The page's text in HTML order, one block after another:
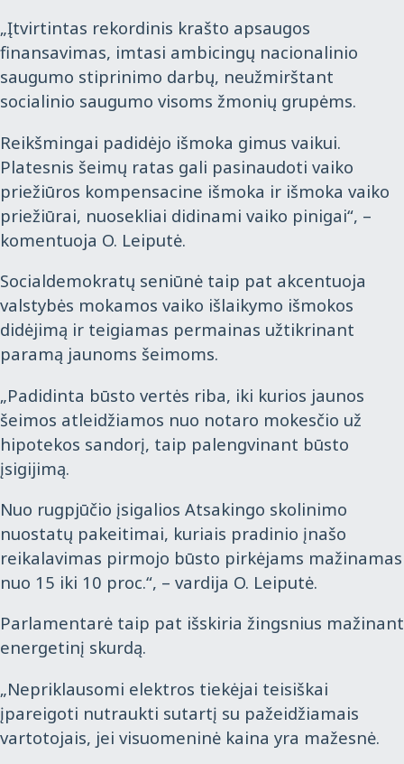
„Įtvirtintas rekordinis krašto apsaugos
finansavimas, imtasi ambicingų nacionalinio
saugumo stiprinimo darbų, neužmirštant
socialinio saugumo visoms žmonių grupėms.
Reikšmingai padidėjo išmoka gimus vaikui.
Platesnis šeimų ratas gali pasinaudoti vaiko
priežiūros kompensacine išmoka ir išmoka vaiko
priežiūrai, nuosekliai didinami vaiko pinigai“, –
komentuoja O. Leiputė.
Socialdemokratų seniūnė taip pat akcentuoja
valstybės mokamos vaiko išlaikymo išmokos
didėjimą ir teigiamas permainas užtikrinant
paramą jaunoms šeimoms.
„Padidinta būsto vertės riba, iki kurios jaunos
šeimos atleidžiamos nuo notaro mokesčio už
hipotekos sandorį, taip palengvinant būsto
įsigijimą.
Nuo rugpjūčio įsigalios Atsakingo skolinimo
nuostatų pakeitimai, kuriais pradinio įnašo
reikalavimas pirmojo būsto pirkėjams mažinamas
nuo 15 iki 10 proc.“, – vardija O. Leiputė.
Parlamentarė taip pat išskiria žingsnius mažinant
energetinį skurdą.
„Nepriklausomi elektros tiekėjai teisiškai
įpareigoti nutraukti sutartį su pažeidžiamais
vartotojais, jei visuomeninė kaina yra mažesnė.